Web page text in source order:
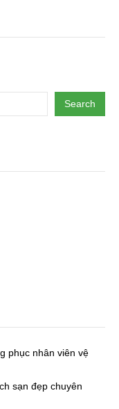
Search
phục nhân viên vệ
sạn đẹp chuyên